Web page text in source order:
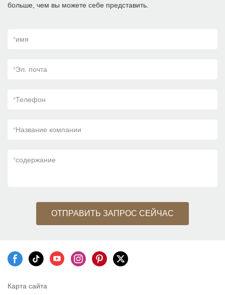
больше, чем вы можете себе представить.
*имя
*Эл. почта
*Телефон
*Название компании
*содержание
ОТПРАВИТЬ ЗАПРОС СЕЙЧАС
Карта сайта